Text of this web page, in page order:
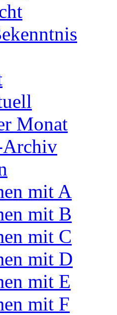
Monat
mit A
mit B
mit C
mit D
mit E
mit F